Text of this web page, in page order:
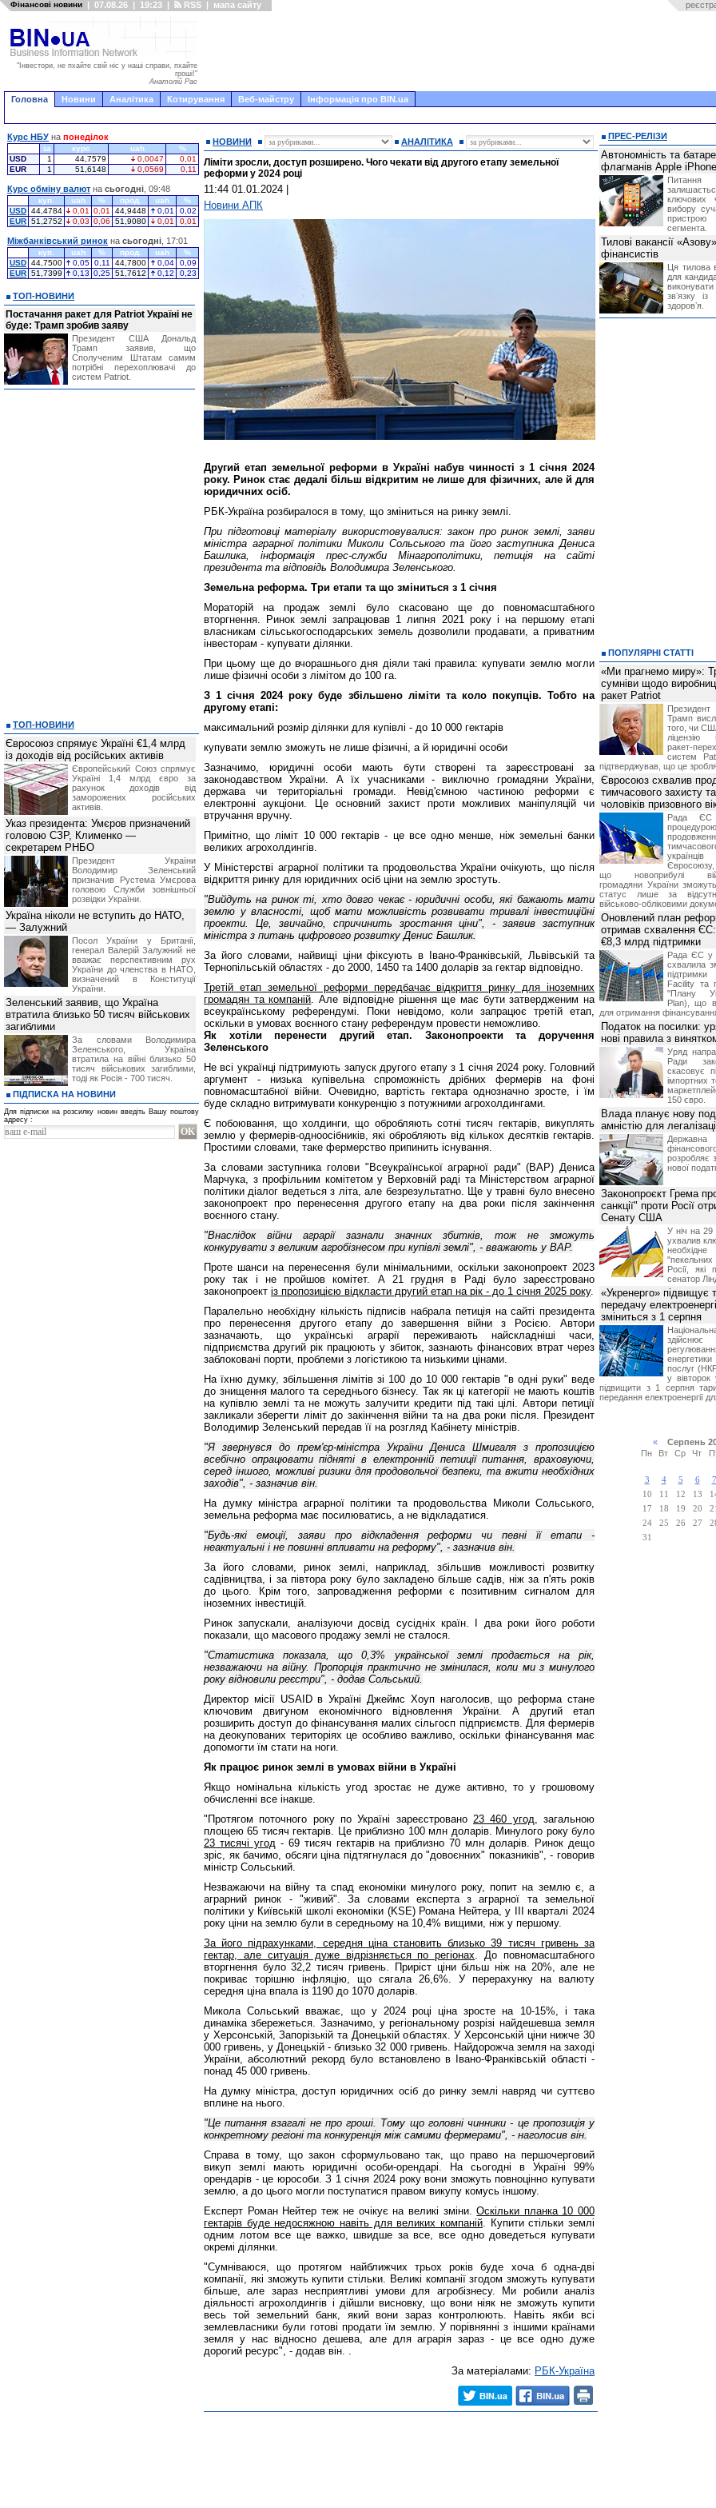
Фінансові новини | 07.08.26 | 19:23 | RSS | мапа сайту
"Інвестори, не пхайте свій ніс у наші справи, пхайте
гроші!"
Анатолій Рас
Головна Новини Аналітика Котирування Веб-майстру Інформація про BIN.ua
НОВИНИ АНАЛІТИКА
Ліміти зросли, доступ розширено. Чого чекати від другого етапу земельної
реформи у 2024 році
11:44 01.01.2024
Новини АПК
Другий етап земельної реформи в Україні набув чинності з 1 січня 2024
року. Ринок стає дедалі більш відкритим не лише для фізичних, але й для
юридичних осіб.
РБК-Україна розбиралося в тому, що зміниться на ринку землі.
При підготовці матеріалу використовувалися: закон про ринок землі, заяви
міністра аграрної політики Миколи Сольського та його заступника Дениса
Башлика, інформація прес-служби Мінагрополітики, петиція на сайті
президента та відповідь Володимира Зеленського.
Земельна реформа. Три етапи та що зміниться з 1 січня
Мораторій на продаж землі було скасовано ще до повномасштабного
вторгнення. Ринок землі запрацював 1 липня 2021 року і на першому етапі
власникам сільськогосподарських земель дозволили продавати, а приватним
інвесторам - купувати ділянки.
При цьому ще до вчорашнього дня діяли такі правила: купувати землю могли
лише фізичні особи з лімітом до 100 га.
З 1 січня 2024 року буде збільшено ліміти та коло покупців. Тобто на
другому етапі:
максимальний розмір ділянки для купівлі - до 10 000 гектарів
купувати землю зможуть не лише фізичні, а й юридичні особи
Зазначимо, юридичні особи мають бути створені та зареєстровані за
законодавством України. А їх учасниками - виключно громадяни України,
держава чи територіальні громади. Невід'ємною частиною реформи є
електронні аукціони. Це основний захист проти можливих маніпуляцій чи
втручання вручну.
Примітно, що ліміт 10 000 гектарів - це все одно менше, ніж земельні банки
великих агрохолдингів.
У Міністерстві аграрної політики та продовольства України очікують, що після
відкриття ринку для юридичних осіб ціни на землю зростуть.
"Вийдуть на ринок ті, хто довго чекає - юридичні особи, які бажають мати
землю у власності, щоб мати можливість розвивати тривалі інвестиційні
проекти. Це, звичайно, спричинить зростання ціни", - заявив заступник
міністра з питань цифрового розвитку Денис Башлик.
За його словами, найвищі ціни фіксують в Івано-Франківській, Львівській та
Тернопільській областях - до 2000, 1450 та 1400 доларів за гектар відповідно.
Третій етап земельної реформи передбачає відкриття ринку для іноземних
громадян та компаній. Але відповідне рішення ще має бути затвердженим на
всеукраїнському референдумі. Поки невідомо, коли запрацює третій етап,
оскільки в умовах воєнного стану референдум провести неможливо.
Як хотіли перенести другий етап. Законопроекти та доручення
Зеленського
Не всі українці підтримують запуск другого етапу з 1 січня 2024 року. Головний
аргумент - низька купівельна спроможність дрібних фермерів на фоні
повномасштабної війни. Очевидно, вартість гектара однозначно зросте, і їм
буде складно витримувати конкуренцію з потужними агрохолдингами.
Є побоювання, що холдинги, що обробляють сотні тисяч гектарів, викуплять
землю у фермерів-одноосібників, які обробляють від кількох десятків гектарів.
Простими словами, таке фермерство припинить існування.
За словами заступника голови "Всеукраїнської аграрної ради" (ВАР) Дениса
Марчука, з профільним комітетом у Верховній раді та Міністерством аграрної
політики діалог ведеться з літа, але безрезультатно. Ще у травні було внесено
законопроект про перенесення другого етапу на два роки після закінчення
воєнного стану.
"Внаслідок війни аграрії зазнали значних збитків, тож не зможуть
конкурувати з великим агробізнесом при купівлі землі", - вважають у ВАР.
Проте шанси на перенесення були мінімальними, оскільки законопроект 2023
року так і не пройшов комітет. А 21 грудня в Раді було зареєстровано
законопроект із пропозицією відкласти другий етап на рік - до 1 січня 2025 року.
Паралельно необхідну кількість підписів набрала петиція на сайті президента
про перенесення другого етапу до завершення війни з Росією. Автори
зазначають, що українські аграрії переживають найскладніші часи,
підприємства другий рік працюють у збиток, зазнають фінансових втрат через
заблоковані порти, проблеми з логістикою та низькими цінами.
На їхню думку, збільшення лімітів зі 100 до 10 000 гектарів "в одні руки" веде
до знищення малого та середнього бізнесу. Так як ці категорії не мають коштів
на купівлю землі та не можуть залучити кредити під такі цілі. Автори петиції
закликали зберегти ліміт до закінчення війни та на два роки після. Президент
Володимир Зеленський передав її на розгляд Кабінету міністрів.
"Я звернувся до прем'єр-міністра України Дениса Шмигаля з пропозицією
всебічно опрацювати підняті в електронній петиції питання, враховуючи,
серед іншого, можливі ризики для продовольчої безпеки, та вжити необхідних
заходів", - зазначив він.
На думку міністра аграрної політики та продовольства Миколи Сольського,
земельна реформа має посилюватись, а не відкладатися.
"Будь-які емоції, заяви про відкладення реформи чи певні її етапи -
неактуальні і не повинні впливати на реформу", - зазначив він.
За його словами, ринок землі, наприклад, збільшив можливості розвитку
садівництва, і за півтора року було закладено більше садів, ніж за п'ять років
до цього. Крім того, запровадження реформи є позитивним сигналом для
іноземних інвестицій.
Ринок запускали, аналізуючи досвід сусідніх країн. І два роки його роботи
показали, що масового продажу землі не сталося.
"Статистика показала, що 0,3% української землі продається на рік,
незважаючи на війну. Пропорція практично не змінилася, коли ми з минулого
року відновили реєстри", - додав Сольський.
Директор місії USAID в Україні Джеймс Хоуп наголосив, що реформа стане
ключовим двигуном економічного відновлення України. А другий етап
розширить доступ до фінансування малих сільгосп підприємств. Для фермерів
на деокупованих територіях це особливо важливо, оскільки фінансування має
допомогти їм стати на ноги.
Як працює ринок землі в умовах війни в Україні
Якщо номінальна кількість угод зростає не дуже активно, то у грошовому
обчисленні все інакше.
"Протягом поточного року по Україні зареєстровано 23 460 угод, загальною
площею 65 тисяч гектарів. Це приблизно 100 млн доларів. Минулого року було
23 тисячі угод- 69 тисяч гектарів на приблизно 70 млн доларів. Ринок дещо
зріс, як бачимо, обсяги ціна підтягнулася до "довоєнних" показників", - говорив
міністр Сольський.
Незважаючи на війну та спад економіки минулого року, попит на землю є, а
аграрний ринок - "живий". За словами експерта з аграрної та земельної
політики у Київській школі економіки (KSE) Романа Нейтера, у III кварталі 2024
року ціни на землю були в середньому на 10,4% вищими, ніж у першому.
За його підрахунками, середня ціна становить близько 39 тисяч гривень за
гектар, але ситуація дуже відрізняється по регіонах. До повномасштабного
вторгнення було 32,2 тисяч гривень. Приріст ціни більш ніж на 20%, але не
покриває торішню інфляцію, що сягала 26,6%. У перерахунку на валюту
середня ціна впала із 1190 до 1070 доларів.
Микола Сольський вважає, що у 2024 році ціна зросте на 10-15%, і така
динаміка збережеться. Зазначимо, у регіональному розрізі найдешевша земля
у Херсонській, Запорізькій та Донецькій областях. У Херсонській ціни нижче 30
000 гривень, у Донецькій - близько 32 000 гривень. Найдорожча земля на заході
України, абсолютний рекорд було встановлено в Івано-Франківській області -
понад 45 000 гривень.
На думку міністра, доступ юридичних осіб до ринку землі навряд чи суттєво
вплине на нього.
"Це питання взагалі не про гроші. Тому що головні чинники - це пропозиція у
конкретному регіоні та конкуренція між самими фермерами", - наголосив він.
Справа в тому, що закон сформульовано так, що право на першочерговий
викуп землі мають юридичні особи-орендарі. На сьогодні в Україні 99%
орендарів - це юрособи. З 1 січня 2024 року вони зможуть повноцінно купувати
землю, а до цього могли поступатися правом викупу комусь іншому.
Експерт Роман Нейтер теж не очікує на великі зміни.Оскільки планка 10 000
гектарів буде недосяжною навіть для великих компаній. Купити стільки землі
одним лотом все ще важко, швидше за все, все одно доведеться купувати
окремі ділянки.
"Сумніваюся, що протягом найближчих трьох років буде хоча б одна-дві
компанії, які зможуть купити стільки. Великі компанії згодом зможуть купувати
більше, але зараз несприятливі умови для агробізнесу. Ми робили аналіз
діяльності агрохолдингів і дійшли висновку, що вони ніяк не зможуть купити
весь той земельний банк, який вони зараз контролюють. Навіть якби всі
землевласники були готові продати їм землю. У порівнянні з іншими країнами
земля у нас відносно дешева, але для аграрія зараз - це все одно дуже
дорогий ресурс", - додав він. .
За матеріалами: РБК-Україна
Курс НБУ на понеділок
за курс uah
%
USD
1 44,7579 0,0047
0,01
EUR
1 51,6148 0,0569 0,11
Курс обміну валют на сьогодні , 09:48
куп. uah % прод. uah
%
USD 44,4784 0,01 0,01 44,9448 0,01
0,02
EUR 51,2752 0,03 0,06 51,9080 0,01 0,01
Міжбанківський ринок на сьогодні , 17:01
куп. uah % прод. uah
%
USD 44,7500 0,05 0,11 44,7800 0,04
0,09
EUR 51,7399 0,13 0,25 51,7612 0,12 0,23
ТОП-НОВИНИ
Постачання ракет для Patriot Україні не
буде: Трамп зробив заяву
Президент США Дональд
Трамп заявив, що
Сполученим Штатам самим
потрібні перехоплювачі до
систем Patriot.
ТОП-НОВИНИ
Євросоюз спрямує Україні €1,4 млрд
із доходів від російських активів
Європейський Союз спрямує
Україні 1,4 млрд євро за
рахунок доходів від
заморожених російських
активів.
Указ президента: Умєров призначений
головою СЗР, Клименко —
секретарем РНБО
Президент України
Володимир Зеленський
призначив Pустема Умєрова
головою Служби зовнішньої
розвідки України.
Україна ніколи не вступить до НАТО,
— Залужний
Посол України у Британії,
генерал Валерій Залужний не
вважає перспективним рух
України до членства в НАТО,
визначений в Конституції
України.
Зеленський заявив, що Україна
втратила близько 50 тисяч військових
загиблими
За словами Володимира
Зеленського, Україна
втратила на війні близько 50
тисяч військових загиблими,
тоді як Росія - 700 тисяч.
ПІДПИСКА НА НОВИНИ
Для підписки на розсилку новин введіть Вашу поштову
адресу :
ПРЕС-РЕЛІЗИ
Автономність та
флагманів Apple
Питання
ключових
вибору
сегмента.
Тилові вакансії
фінансистів
Ця тилова
для
звʼязку
здоровʼя.
ПОПУЛЯРНІ СТАТТІ
«Ми прагнемо миру»:
сумніви щодо
ракет Patriot
Трамп
того, чи
ліцензію
ракет-
систем
підтверджував, що це
Євросоюз схвалив
тимчасового захисту
чоловіків призовного
Рада ЄС
Євросоюзу,
що новоприбулі
громадяни України
статус лише за
військово-обліковими
Оновлений план
отримав схвалення
€8,3 млрд підтримки
Рада ЄС у
схвалила
Facility та
"Плану
Plan), що
для отримання
Податок на посилки:
нові правила з
Уряд
Ради
скасовує
імпортних
150 євро.
Влада планує нову
амністію для
розробляє
нової
Законопроєкт Грема
санкції" проти Росії
Сенату США
У ніч на
ухвалив
Росії, які
сенатор
«Укренерго» підвищує
передачу
зміниться з 1 серпня
послуг
у вівторок
підвищити з 1 серпня
передання електроенергії
«Серпень
Пн
Вт Ср Чт
3
4 5 6 7
10
11 12 13
17
18 19 20 21
24
25 26 27
31